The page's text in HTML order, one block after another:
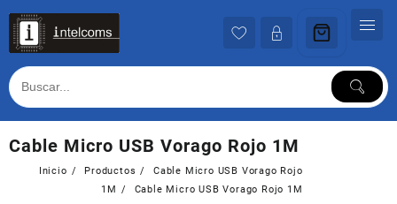
contenido
Cable Micro USB Vorago Rojo 1M
Inicio Productos
Cable Micro USB Vorago Rojo
1M
Cable Micro USB Vorago Rojo 1M